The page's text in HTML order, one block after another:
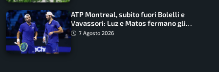
ATP Montreal, subito fuori Bolelli e
Vavassori: Luz e Matos fermano gli
azzurri
7 Agosto 2026